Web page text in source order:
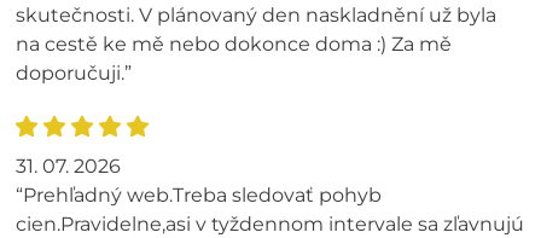
skutečnosti. V plánovaný den naskladnění už byla
na cestě ke mě nebo dokonce doma :) Za mě
doporučuji.”
31. 07. 2026
“Prehľadný web.Treba sledovať pohyb
cien.Pravidelne,asi v tyždennom intervale sa zľavnujú